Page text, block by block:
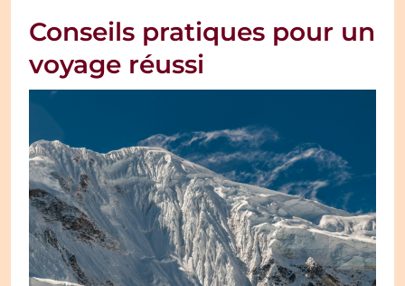
Conseils pratiques pour un
voyage réussi